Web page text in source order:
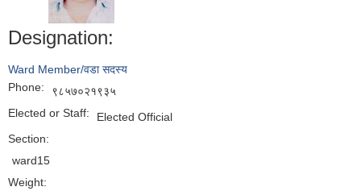
Designation:
Ward Member/वडा सदस्य
Phone:
९८५७०२१९३५
Elected or Staff:
Elected Official
Section:
ward15
Weight: